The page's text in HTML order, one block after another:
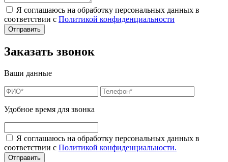
Я соглашаюсь на обработку персональных данных в
соответствии с Политикой конфиденциальности
Заказать звонок
Ваши данные
Удобное время для звонка
Я соглашаюсь на обработку персональных данных в
соответствии с Политикой конфиденциальности.